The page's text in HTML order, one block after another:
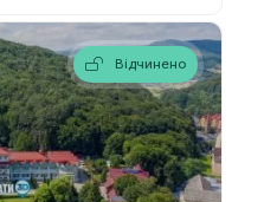
Відчинено